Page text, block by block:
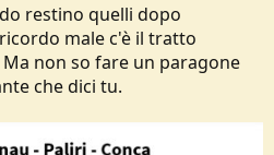
restino quelli dopo
male c'è il tratto
non so fare un paragone
che dici tu.